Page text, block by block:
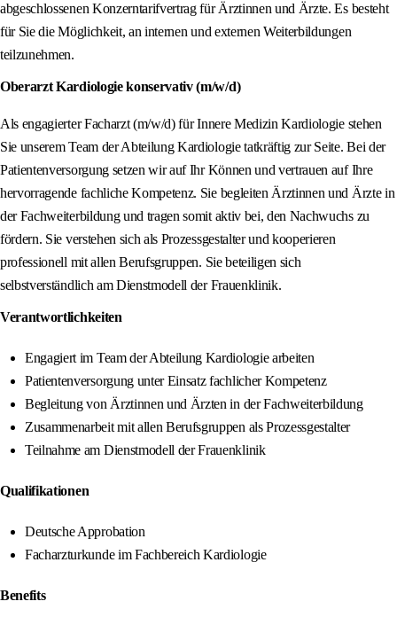
abgeschlossenen Konzerntarifvertrag für Ärztinnen und Ärzte. Es besteht
für Sie die Möglichkeit, an internen und externen Weiterbildungen
teilzunehmen.
Oberarzt Kardiologie konservativ (m/w/d)
Als engagierter Facharzt (m/w/d) für Innere Medizin Kardiologie stehen
Sie unserem Team der Abteilung Kardiologie tatkräftig zur Seite. Bei der
Patientenversorgung setzen wir auf Ihr Können und vertrauen auf Ihre
hervorragende fachliche Kompetenz. Sie begleiten Ärztinnen und Ärzte in
der Fachweiterbildung und tragen somit aktiv bei, den Nachwuchs zu
fördern. Sie verstehen sich als Prozessgestalter und kooperieren
professionell mit allen Berufsgruppen. Sie beteiligen sich
selbstverständlich am Dienstmodell der Frauenklinik.
Verantwortlichkeiten
Engagiert im Team der Abteilung Kardiologie arbeiten
Patientenversorgung unter Einsatz fachlicher Kompetenz
Begleitung von Ärztinnen und Ärzten in der Fachweiterbildung
Zusammenarbeit mit allen Berufsgruppen als Prozessgestalter
Teilnahme am Dienstmodell der Frauenklinik
Qualifikationen
Deutsche Approbation
Facharzturkunde im Fachbereich Kardiologie
Benefits